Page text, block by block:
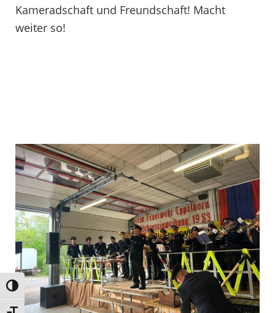
Umschalten auf hohe Kontraste
Kameradschaft und Freundschaft! Macht
weiter so!